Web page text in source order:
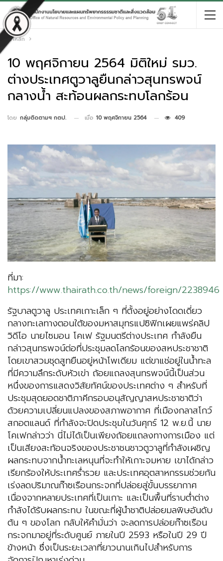
หน้าหลัก
10 พฤศจิกายน 2564 มิติใหม่ รมว.
ต่างประเทศตูวาลูยืนกล่าวสุนทรพจน์
กลางน้ำ สะท้อนผลกระทบโลกร้อน
โดย กลุ่มติดตามฯ กตป. เมื่อ 10 พฤศจิกายน 2564 409
ที่มา:
https://www.thairath.co.th/news/foreign/2238946
รัฐบาลตูวาลู ประเทศเกาะเล็ก ๆ ที่ตั้งอยู่อย่างโดดเดี่ยว
กลางทะเลทางตอนใต้ของมหาสมุทรแปซิฟิกเผยแพร่คลิป
วิดีโอ นายไซมอน โคเฟ รัฐมนตรีต่างประเทศ กำลังยืน
กล่าวสุนทรพจน์ต่อที่ประชุมลดโลกร้อนของสหประชาชาติ
โดยเขาสวมชุดสูทยืนอยู่หน้าโพเดียม แต่ขาแช่อยู่ในน้ำทะล
ที่มีความลึกระดับหัวเข่า ถ้อยแถลงสุนทรพจน์นี้เป็นส่วน
หนึ่งของการแสดงวิสัยทัศน์ของประเทศต่าง ๆ สำหรับที่
ประชุมสุดยอดชาติภาคีกรอบอนุสัญญาสหประชาชาติว่า
ด้วยความเปลี่ยนแปลงของสภาพอากาศ ที่เมืองกลาสโกว์
สกอตแลนด์ ที่กำลังจะปิดประชุมในวันศุกร์ 12 พ.ย.นี้ นาย
โคเฟกล่าวว่า นี่ไม่ได้เป็นเพียงถ้อยแถลงทางการเมือง แต่
เป็นเสียงสะท้อนจริงของประชาชนชาวตูวาลูที่กำลังเผชิญ
ผลกระทบจากน้ำทะเลหนุนที่จะทำให้เกาะจมหาย เขาได้กล่าว
เรียกร้องให้ประเทศร่ำรวย และประเทศอุตสาหกรรมช่วยกัน
เร่งลดปริมาณก๊าซเรือนกระจกที่ปล่อยสู่ขั้นบรรยากาศ
เนื่องจากหลายประเทศที่เป็นเกาะ และเป็นพื้นที่ราบต่ำต่าง
กำลังได้รับผลกระทบ ในขณะที่ผู้นำชาติปล่อยมลพิษอันดับ
ต้น ๆ ของโลก กลับให้คำมั่นว่า จะลดการปล่อยก๊าซเรือน
กระจกมาอยู่ที่ระดับศูนย์ ภายในปี 2593 หรือในปี 29 ปี
ข้างหน้า ซึ่งเป็นระยะเวลาที่ยาวนานเกินไปสำหรับการ